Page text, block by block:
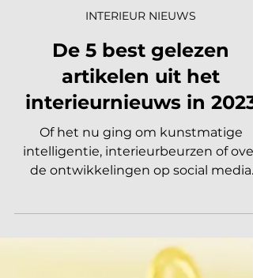
31 dec 2023
2 minuten om te lezen
INTERIEUR NIEUWS
De 5 best gelezen
artikelen uit het
interieurnieuws in 2023
Of het nu ging om kunstmatige
intelligentie, interieurbeurzen of over